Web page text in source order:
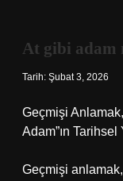
At gibi adam
Tarih: Şubat 3, 2026
Geçmişi
Adam”ın
Geçmişi